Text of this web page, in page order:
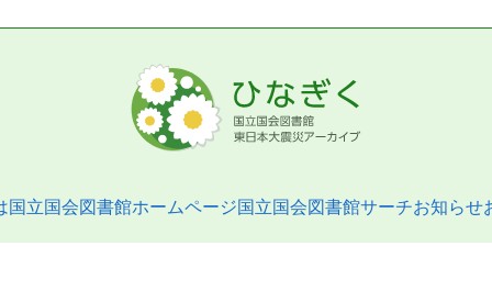
国立国会図書館ホームページ国立国会図書館サーチお知らせ